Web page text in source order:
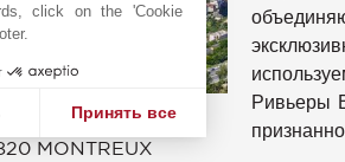
du Casino 10
MONTREUX
Ривьеры
click on the 'Cookie
Принять все
настройте свои параметры